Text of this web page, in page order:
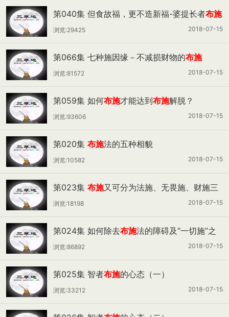
第040集 但食故福，更不造新福-婆提长者布施
后悔因缘
2018-07-15
浏览:29425
第066集 七种施因缘－不减损财物的布施
2018-07-15
浏览:81572
第059集 如何布施才能达到布施解脱？
2018-07-15
浏览:93606
第020集 布施法的五种相貌
2018-07-15
浏览:10582
第023集 布施又可分为法施、无畏施、财施三
类
2018-07-15
浏览:18198
第024集 如何除去布施法的障碍及“一切施”之
相貌？
2018-07-15
浏览:86892
第025集 智者布施的心态（一）
2018-07-15
浏览:33212